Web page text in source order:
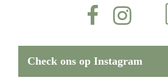
Check ons op Instagram